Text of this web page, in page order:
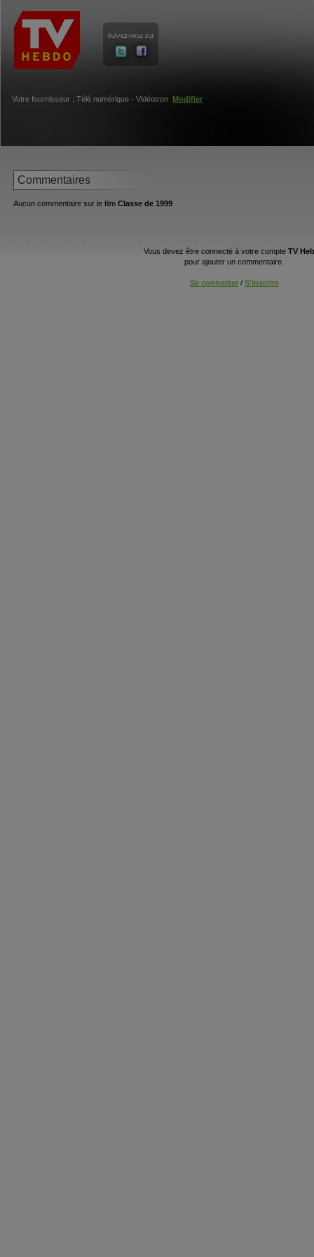
Votre fournisseur : Télé numérique - Vidéotron Modifier
Commentaires
Aucun commentaire sur le film Classe de 1999
Vous devez être connecté à votre compte TV
pour ajouter un commentaire.
Se connecter/ S'inscrire